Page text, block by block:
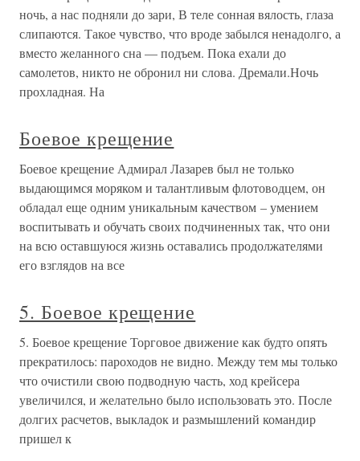
ночь, а нас подняли до зари, В теле сонная вялость, глаза
слипаются. Такое чувство, что вроде забылся ненадолго, а
вместо желанного сна — подъем. Пока ехали до
самолетов, никто не обронил ни слова. Дремали.Ночь
прохладная. На
Боевое крещение
Боевое крещение Адмирал Лазарев был не только
выдающимся моряком и талантливым флотоводцем, он
обладал еще одним уникальным качеством – умением
воспитывать и обучать своих подчиненных так, что они
на всю оставшуюся жизнь оставались продолжателями
его взглядов на все
5. Боевое крещение
5. Боевое крещение Торговое движение как будто опять
прекратилось: пароходов не видно. Между тем мы только
что очистили свою подводную часть, ход крейсера
увеличился, и желательно было использовать это. После
долгих расчетов, выкладок и размышлений командир
пришел к